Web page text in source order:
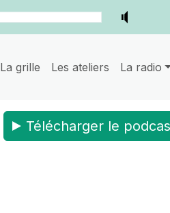
La grille Les ateliers La radio
Télécharger le